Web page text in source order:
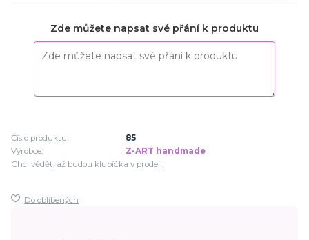
Zde můžete napsat své přání k produktu
Číslo produktu:
85
Výrobce:
Z-ART handmade
Chci vědět, až budou klubíčka v prodeji
Do oblíbených